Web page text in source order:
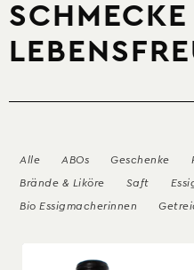
Alle ABOs Geschenke
Brände & Liköre Saft
Bio Essigmacherinnen